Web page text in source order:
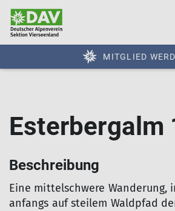
MITGLIED
Esterbergalm
Beschreibung
Eine mittelschwere Wanderung,
anfangs auf steilem Waldpfad